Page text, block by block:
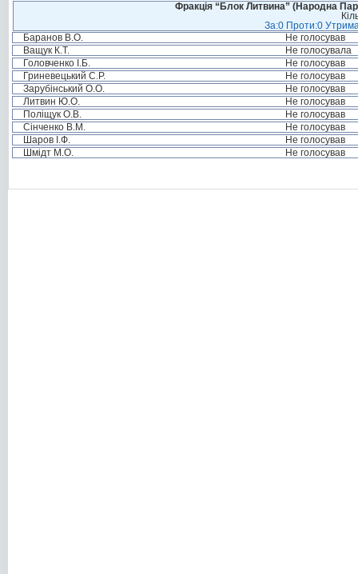
Фракція “Блок Литвина” (Народна
За:0 Проти:0
Баранов В.О.
Не голосував
Ващук К.Т.
Не голосувала
Головченко І.Б.
Не голосував
Гриневецький С.Р.
Не голосував
Зарубінський О.О.
Не голосував
Литвин Ю.О.
Не голосував
Поліщук О.В.
Не голосував
Сінченко В.М.
Не голосував
Шаров І.Ф.
Не голосував
Шмідт М.О.
Не голосував